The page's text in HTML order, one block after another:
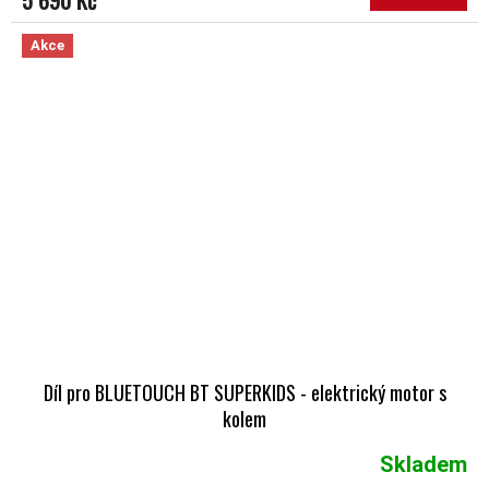
Akce
Díl pro BLUETOUCH BT SUPERKIDS - elektrický motor s
kolem
Skladem